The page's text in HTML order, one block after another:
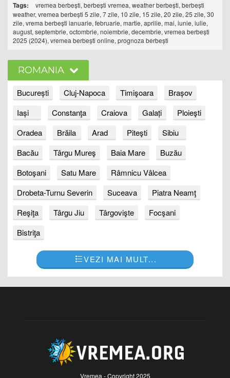
Tags:
vremea berbești, berbești vremea, weather berbești, berbești
weather, vremea berbești 5 zile, 7 zile, 10 zile, 15 zile, 20 zile, 25 zile, 30
zile, vrema berbești ianuarie, februarie, martie, aprilie, mai, iunie, iulie,
august, septembrie, octombrie, noiembrie, decembrie, vremea berbești
2025 (2024), vremea berbești online, prognoza berbești
ROMANIA
București Cluj-Napoca Timişoara
Brașov
Iași
Constanţa Craiova Galați
Ploieşti
Oradea
Brăila Arad Piteşti
Sibiu
Bacău
Târgu Mureş Baia Mare
Buzău
Botoşani
Satu Mare
Râmnicu Vâlcea
Drobeta-Turnu Severin
Suceava
Piatra Neamţ
Reşiţa
Târgu Jiu Târgovişte
Focşani
Bistriţa
VEZI MAI MULT...
Vremea - Copyright 2025